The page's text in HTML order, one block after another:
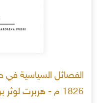
1826 م - هربرت لوثر بودمان